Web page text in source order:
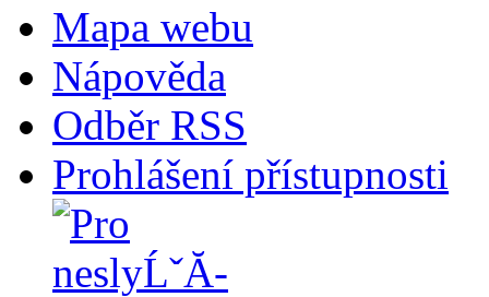
Mapa webu
Nápověda
Odběr RSS
Prohlášení přístupnosti